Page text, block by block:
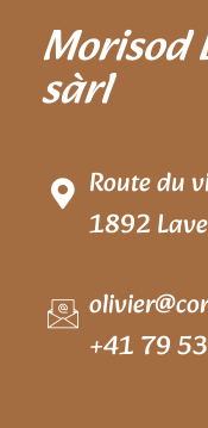
Morisod
sàrl
Route du
1892
+41 79